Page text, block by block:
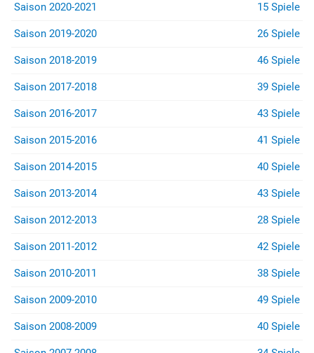
Saison 2020-2021 15 Spiele
Saison 2019-2020 26 Spiele
Saison 2018-2019 46 Spiele
Saison 2017-2018 39 Spiele
Saison 2016-2017 43 Spiele
Saison 2015-2016 41 Spiele
Saison 2014-2015 40 Spiele
Saison 2013-2014 43 Spiele
Saison 2012-2013 28 Spiele
Saison 2011-2012 42 Spiele
Saison 2010-2011 38 Spiele
Saison 2009-2010 49 Spiele
Saison 2008-2009 40 Spiele